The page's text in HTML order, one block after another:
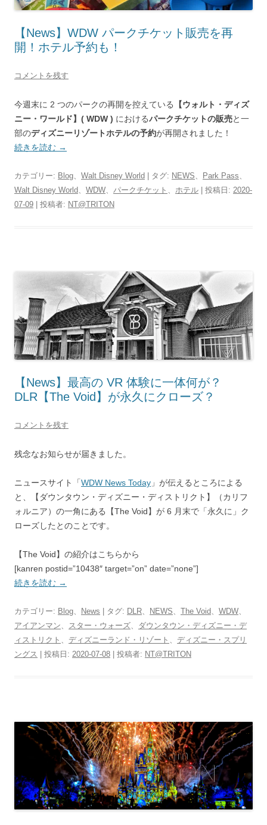
【News】WDW パークチケット販売を再
開！ホテル予約も！
コメントを残す
今週末に 2 つのパークの再開を控えている
【ウォルト・ディズ
ニー・ワールド】( WDW ) におけるパークチケットの販売と一
部のディズニーリゾートホテルの予約が再開されました！
続きを読む →
カテゴリー: Blog、 Walt Disney World | タグ: NEWS、 Park Pass、
Walt Disney World、 WDW、 パークチケット 、 ホテル | 投稿日: 2020-
07-09
投稿者: NT@TRITON
【News】最高の VR 体験に一体何が？
DLR【The Void】が永久にクローズ？
コメントを残す
残念なお知らせが届きました。
ニュースサイト「WDW News Today 」が伝えるところによる
と、【ダウンタウン・ディズニー・ディストリクト】（カリフ
ォルニア）の一角にある【The Void】が 6 月末で「永久に」ク
ローズしたとのことです。
【The Void】の紹介はこちらから
[kanren postid=”10438″ target=”on” date=”none”]
続きを読む →
カテゴリー: Blog、 News | タグ: DLR、 NEWS、 The Void、 WDW、
アイアンマン、 スター・ウォーズ、 ダウンタウン・ディズニー・デ
ィストリクト 、 ディズニーランド・リゾート 、 ディズニー・スプリ
ングス
| 投稿日: 2020-07-08 投稿者: NT@TRITON